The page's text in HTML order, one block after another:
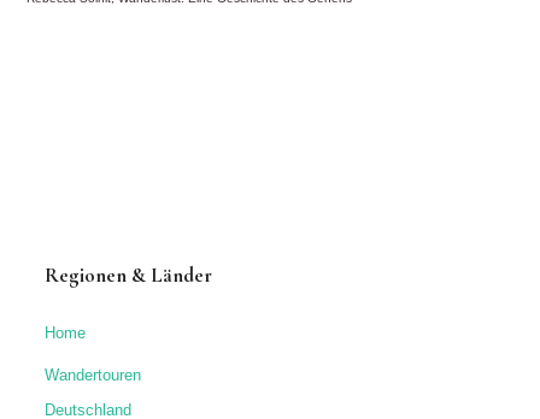
Regionen & Länder
Home
Wandertouren
Deutschland